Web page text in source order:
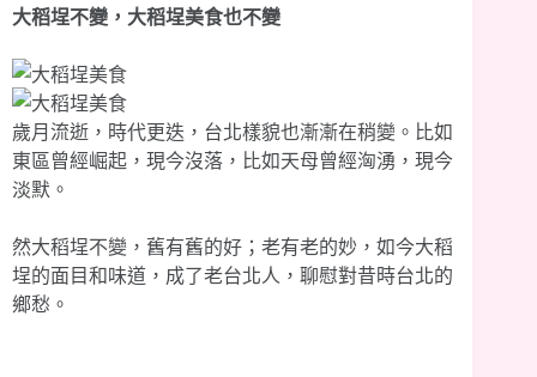
大稻埕不變，大稻埕美食也不變
歲月流逝，時代更迭，台北樣貌也漸漸在稍變。比如
東區曾經崛起，現今沒落，比如天母曾經洶湧，現今
淡默。
然大稻埕不變，舊有舊的好；老有老的妙，如今大稻
埕的面目和味道，成了老台北人，聊慰對昔時台北的
鄉愁。